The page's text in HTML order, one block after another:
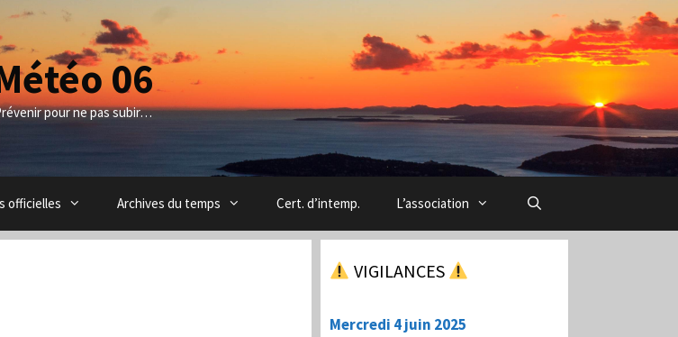
06
pour ne pas subir…
officielles Archives du temps Cert. d’intemp. L’association
VIGILANCES
Mercredi 4 juin 2025